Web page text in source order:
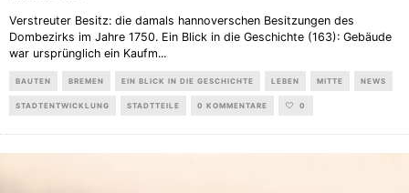
Verstreuter Besitz: die damals hannoverschen Besitzungen des
Dombezirks im Jahre 1750. Ein Blick in die Geschichte (163): Gebäude
war ursprünglich ein Kaufm...
BAUTEN BREMEN EIN BLICK IN DIE GESCHICHTE LEBEN MITTE NEWS
STADTENTWICKLUNG STADTTEILE 0 KOMMENTARE 0